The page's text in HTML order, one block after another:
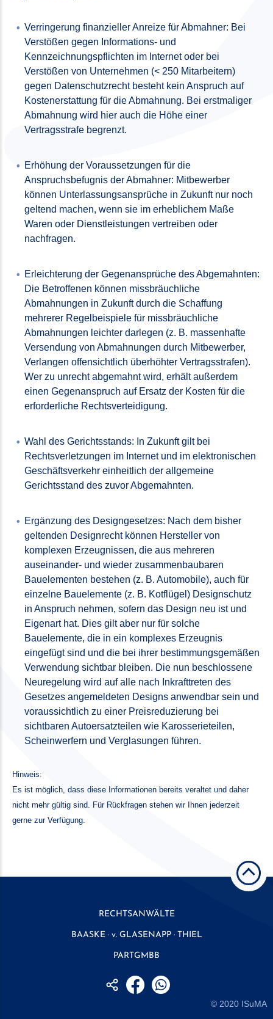
Verringerung finanzieller Anreize für Abmahner: Bei
Verstößen gegen Informations- und
Kennzeichnungspflichten im Internet oder bei
Verstößen von Unternehmen (< 250 Mitarbeitern)
gegen Datenschutzrecht besteht kein Anspruch auf
Kostenerstattung für die Abmahnung. Bei erstmaliger
Abmahnung wird hier auch die Höhe einer
Vertragsstrafe begrenzt.
Erhöhung der Voraussetzungen für die
Anspruchsbefugnis der Abmahner: Mitbewerber
können Unterlassungsansprüche in Zukunft nur noch
geltend machen, wenn sie im erheblichem Maße
Waren oder Dienstleistungen vertreiben oder
nachfragen.
Erleichterung der Gegenansprüche des Abgemahnten:
Die Betroffenen können missbräuchliche
Abmahnungen in Zukunft durch die Schaffung
mehrerer Regelbeispiele für missbräuchliche
Abmahnungen leichter darlegen (z. B. massenhafte
Versendung von Abmahnungen durch Mitbewerber,
Verlangen offensichtlich überhöhter Vertragsstrafen).
Wer zu unrecht abgemahnt wird, erhält außerdem
einen Gegenanspruch auf Ersatz der Kosten für die
erforderliche Rechtsverteidigung.
Wahl des Gerichtsstands: In Zukunft gilt bei
Rechtsverletzungen im Internet und im elektronischen
Geschäftsverkehr einheitlich der allgemeine
Gerichtsstand des zuvor Abgemahnten.
Ergänzung des Designgesetzes: Nach dem bisher
geltenden Designrecht können Hersteller von
komplexen Erzeugnissen, die aus mehreren
auseinander- und wieder zusammenbaubaren
Bauelementen bestehen (z. B. Automobile), auch für
einzelne Bauelemente (z. B. Kotflügel) Designschutz
in Anspruch nehmen, sofern das Design neu ist und
Eigenart hat. Dies gilt aber nur für solche
Bauelemente, die in ein komplexes Erzeugnis
eingefügt sind und die bei ihrer bestimmungsgemäßen
Verwendung sichtbar bleiben. Die nun beschlossene
Neuregelung wird auf alle nach Inkrafttreten des
Gesetzes angemeldeten Designs anwendbar sein und
voraussichtlich zu einer Preisreduzierung bei
sichtbaren Autoersatzteilen wie Karosserieteilen,
Scheinwerfern und Verglasungen führen.
Hinweis:
Es ist möglich, dass diese Informationen bereits veraltet und daher
nicht mehr gültig sind. Für Rückfragen stehen wir Ihnen jederzeit
gerne zur Verfügung.
RECHTSANWÄLTE
BAASKE · v. GLASENAPP · THIEL
PARTGMBB
© 2020 ISuMA